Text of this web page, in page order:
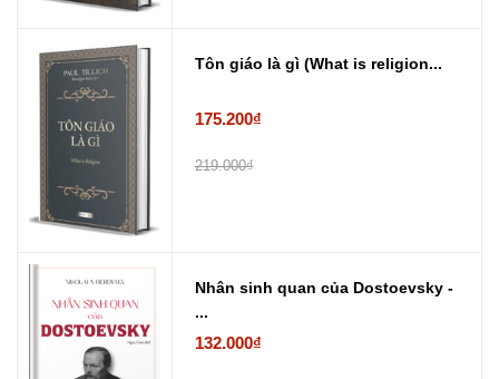
Tôn giáo là gì (What is religion...
175.200₫
219.000₫
Nhân sinh quan của Dostoevsky -
...
132.000₫